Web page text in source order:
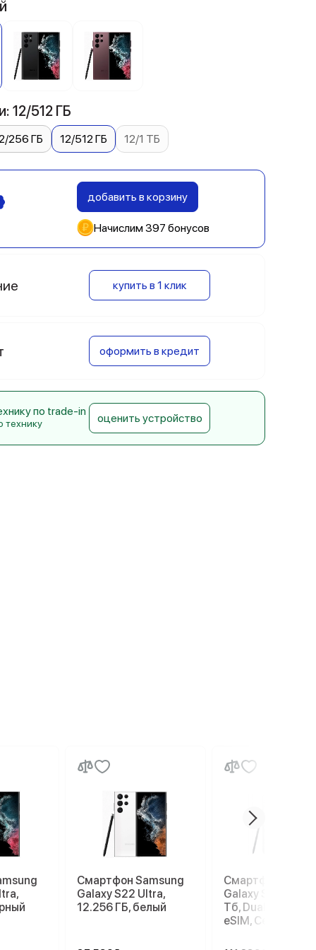
12/512 ГБ
256 ГБ 12/512 ГБ 12/1 ТБ
добавить в корзину
Начислим 397 бонусов
купить в 1 клик
оформить в кредит
по trade-in
технику оценить устройство
Смартфон Samsung
Galaxy S22 Ultra,
12.256 ГБ, белый
Смартфон
Galaxy S26 Ultra,
Тб, Dual: nano
eSIM, Серый